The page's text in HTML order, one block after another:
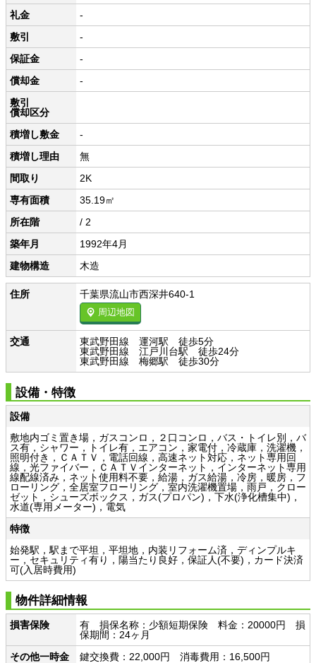
礼金
-
敷引
-
保証金
-
償却金
-
敷引
償却区分
積増し敷金
-
積増し理由
無
間取り
2K
専有面積
35.19㎡
所在階
/ 2
築年月
1992年4月
建物構造
木造
住所 千葉県流山市西深井640-1
周辺地図
交通
東武野田線 運河駅 徒歩5分
東武野田線 江戸川台駅 徒歩24分
東武野田線 梅郷駅 徒歩30分
設備・特徴
設備
敷地内ゴミ置き場，ガスコンロ，２口コンロ，バス・トイレ別，バ
ス有，シャワー，トイレ有，エアコン，家電付，冷蔵庫，洗濯機，
照明付き，ＣＡＴＶ，電話回線，高速ネット対応，ネット専用回
線，光ファイバー，ＣＡＴＶインターネット，インターネット専用
線配線済み，ネット使用料不要，給湯，ガス給湯，冷房，暖房，フ
ローリング，全居室フローリング，室内洗濯機置場，雨戸，クロー
ゼット，シューズボックス，ガス(プロパン)，下水(浄化槽集中)，
水道(専用メーター)，電気
特徴
始発駅，駅まで平坦，平坦地，内装リフォーム済，ディンプルキ
ー，セキュリティ有り，陽当たり良好，保証人(不要)，カード決済
可(入居時費用)
物件詳細情報
損害保険
有 損保名称：少額短期保険 料金：20000円 損
保期間：24ヶ月
その他一時金
鍵交換費：22,000円 消毒費用：16,500円